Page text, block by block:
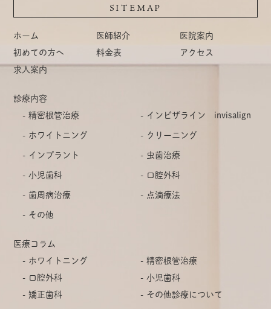
SITEMAP
ホーム 医師紹介
医院案内
初めての方へ
料金表
アクセス
求人案内
診療内容
精密根管治療
インビザライン invisalign
ホワイトニング クリーニング
インプラント 虫歯治療
小児歯科 口腔外科
歯周病治療 点滴療法
その他
医療コラム
ホワイトニング
精密根管治療
口腔外科
小児歯科
矯正歯科
その他診療について